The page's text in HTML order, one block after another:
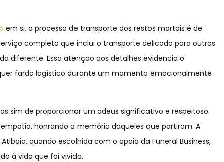
em si, o processo de transporte dos restos mortais é de
completo que inclui o transporte delicado para outros
diferente. Essa atenção aos detalhes evidencia o
fardo logístico durante um momento emocionalmente
sim de proporcionar um adeus significativo e respeitoso.
honrando a memória daqueles que partiram. A
quando escolhida com o apoio da Funeral Business,
à vida que foi vivida.